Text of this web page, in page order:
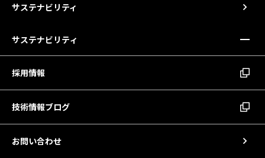
サステナビリティ
サステナビリティ
採用情報
技術情報ブログ
お問い合わせ